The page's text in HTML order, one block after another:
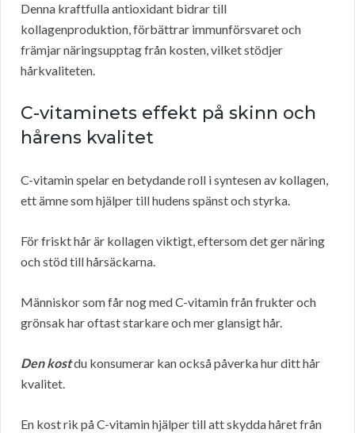
Denna kraftfulla antioxidant bidrar till
kollagenproduktion, förbättrar immunförsvaret och
främjar näringsupptag från kosten, vilket stödjer
hårkvaliteten.
C-vitaminets effekt på skinn och
hårens kvalitet
C-vitamin spelar en betydande roll i syntesen av kollagen,
ett ämne som hjälper till hudens spänst och styrka.
För friskt hår är kollagen viktigt, eftersom det ger näring
och stöd till hårsäckarna.
Människor som får nog med C-vitamin från frukter och
grönsak har oftast starkare och mer glansigt hår.
Den kostdu konsumerar kan också påverka hur ditt hår
kvalitet.
En kost rik på C-vitamin hjälper till att skydda håret från